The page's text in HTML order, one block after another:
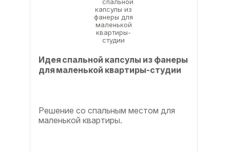
Идея спальной капсулы из фанеры
для маленькой квартиры-студии
Решение со спальным местом для
маленькой квартиры.